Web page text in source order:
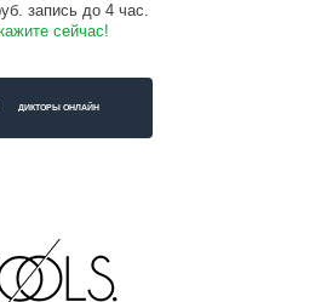
запись до 4 час.
сейчас!
ДИКТОРЫ ОНЛАЙН